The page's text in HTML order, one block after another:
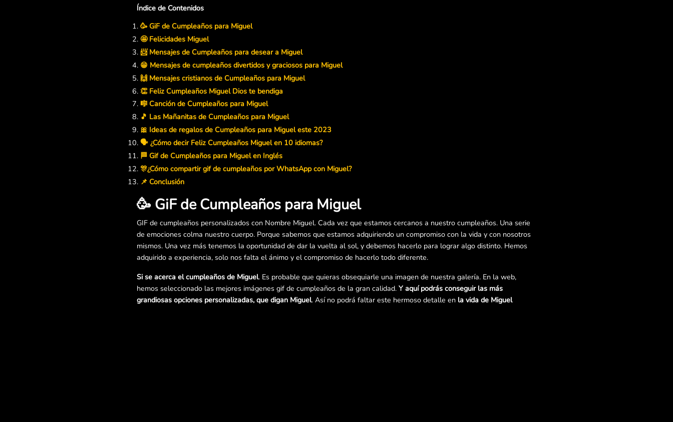
Índice de Contenidos
🥳 GiF de Cumpleaños para Miguel
🤩 Felicidades Miguel
📨 Mensajes de Cumpleaños para desear a Miguel
😁 Mensajes de cumpleaños divertidos y graciosos para Miguel
🙌 Mensajes cristianos de Cumpleaños para Miguel
👏 Feliz Cumpleaños Miguel Dios te bendiga
🎼 Canción de Cumpleaños para Miguel
🎵 Las Mañanitas de Cumpleaños para Miguel
🎀 Ideas de regalos de Cumpleaños para Miguel este 2023
🗣️ ¿Cómo decir Feliz Cumpleaños Miguel en 10 idiomas?
🏁 Gif de Cumpleaños para Miguel en Inglés
🎊¿Cómo compartir gif de cumpleaños por WhatsApp con Miguel?
📌 Conclusión
🥳 GiF de Cumpleaños para Miguel
GIF de cumpleaños personalizados con Nombre Miguel. Cada vez que estamos cercanos a nuestro cumpleaños. Una serie
de emociones colma nuestro cuerpo. Porque sabemos que estamos adquiriendo un compromiso con la vida y con nosotros
mismos. Una vez más tenemos la oportunidad de dar la vuelta al sol, y debemos hacerlo para lograr algo distinto. Hemos
adquirido a experiencia, solo nos falta el ánimo y el compromiso de hacerlo todo diferente.
Si se acerca el cumpleaños de Miguel. Es probable que quieras obsequiarle una imagen de nuestra galería. En la web,
hemos seleccionado las mejores imágenes gif de cumpleaños de la gran calidad. Y aquí podrás conseguir las más
grandiosas opciones personalizadas, que digan Miguel. Así no podrá faltar este hermoso detalle en la vida de Miguel